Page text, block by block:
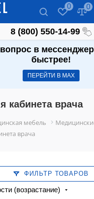
0 0
8 (800) 550-14-99
в
быстрее!
ПЕРЕЙТИ В МАХ
врача
мебель
врача
ФИЛЬТР ТОВАРОВ
(возрастание)